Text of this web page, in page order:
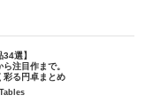
34選】
注目作まで。
彩る円卓まとめ